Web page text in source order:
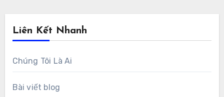
Liên Kết Nhanh
Chúng Tôi Là Ai
Bài viết blog